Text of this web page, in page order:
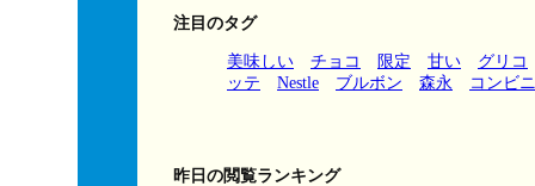
注目のタグ
美味しい チョコ 限定 甘い
グリコ
ッテ
Nestle ブルボン 森永 コンビニ
昨日の閲覧ランキング